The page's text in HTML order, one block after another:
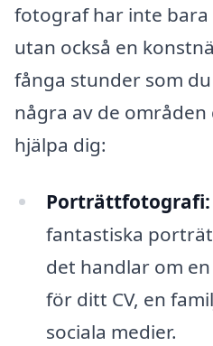
fotograf har inte bara
utan också en
fånga stunder som
några av de
hjälpa dig:
Porträttfotografi:
fantastiska
det handlar om
för ditt CV, en
sociala medier.